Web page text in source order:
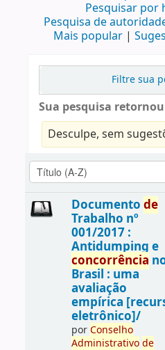
Pesquisar por
Pesquisa de
Mais popular
Filtre sua
Sua pesquisa
Desculpe, sem
Documento de
Trabalho nº
001/2017 :
Antidumping e
concorrência
Brasil : uma
avaliação
empírica
eletrônico]/
porConselho
Administrativo de